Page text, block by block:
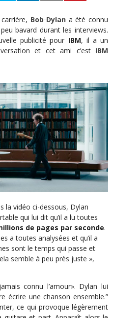
Bob Dylan a été connu
bavard durant les interviews.
publicité pour IBM, il a un
et cet ami c’est IBM
la vidéo ci-dessous, Dylan
qui lui dit qu’il a lu toutes
de pages par seconde.
a toutes analysées et qu’il a
sont le temps qui passe et
semble à peu près juste »,
connu l’amour». Dylan lui
écrire une chanson ensemble.”
ce qui provoque légèrement